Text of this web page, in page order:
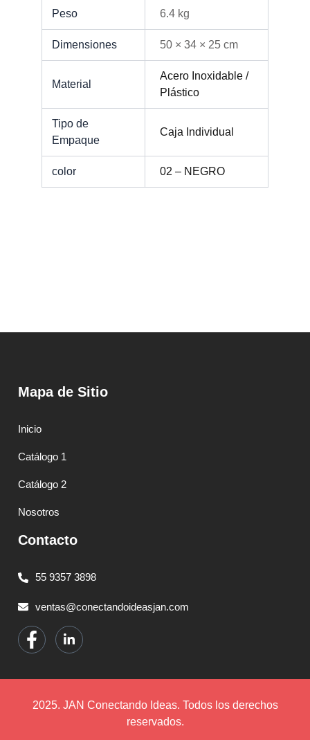
Peso 6.4 kg
Dimensiones 50 × 34 × 25 cm
Material
Acero Inoxidable /
Plástico
Tipo de
Empaque
Caja Individual
color 02 – NEGRO
Mapa de Sitio
Inicio
Catálogo 1
Catálogo 2
Nosotros
Contacto
55 9357 3898
ventas@conectandoideasjan.com
2025. JAN Conectando Ideas. Todos los derechos
reservados.